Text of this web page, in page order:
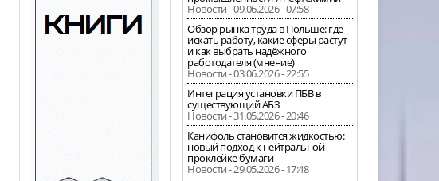
Новости - 09.06.2026 - 07:58
Обзор рынка труда в Польше: где
искать работу, какие сферы растут
и как выбрать надёжного
работодателя (мнение)
Новости - 03.06.2026 - 22:55
Интеграция установки ПБВ в
существующий АБЗ
Новости - 31.05.2026 - 20:46
Канифоль становится жидкостью:
новый подход к нейтральной
проклейке бумаги
Новости - 29.05.2026 - 17:48